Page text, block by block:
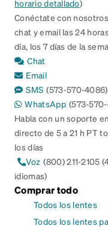
horario detallado)
Conéctate con
chat y email las 24
día, los 7 días de la
Chat
Email
SMS (573-570-4086)
WhatsApp (573-
Habla con un soporte en
directo de 5 a 21 h PT
los días
Voz (800) 211-2105
idiomas)
Comprar todo
Todos los lentes
Todos los lentes